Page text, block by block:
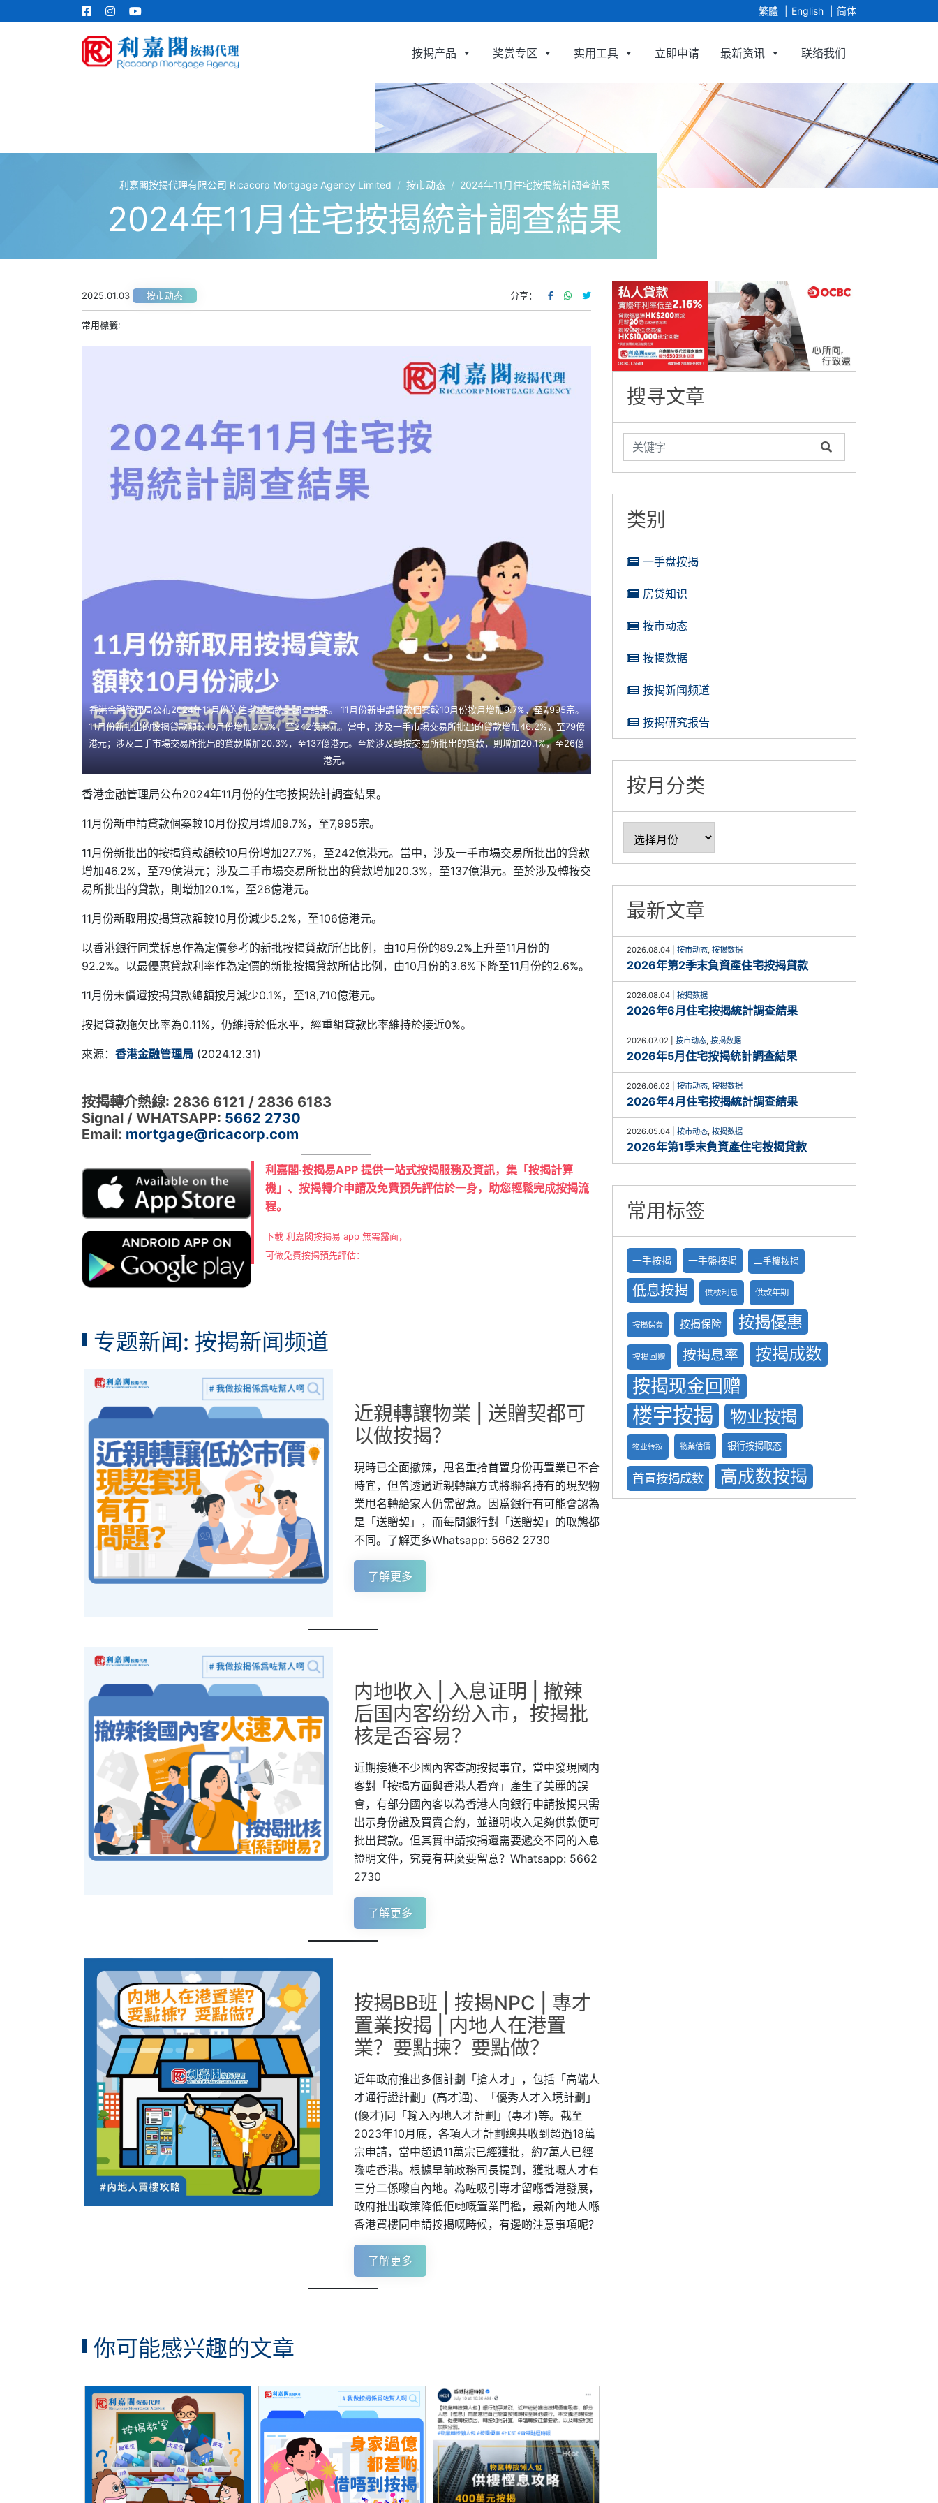
繁體 English 简体
按揭产品 奖赏专区 实用工具 立即申请 最新资讯 联络我们
利嘉閣按揭代理有限公司 Ricacorp Mortgage Agency Limited利嘉閣按揭代理有限公司 Ricacorp Mortgage Agency Limited
/ 按市动态 / 2024年11月住宅按揭統計調查結果
2024年11月住宅按揭統計調查結果
2025.01.03 按市动态 分享：
常用標籤:
香港金融管理局公布2024年11月份的住宅按揭統計調查結果。 11月份新申請貸款個案較10月份按月增加9.7%，至7,995宗。
11月份新批出的按揭貸款額較10月份增加27.7%，至242億港元。當中，涉及一手市場交易所批出的貸款增加46.2%，至79億
港元；涉及二手市場交易所批出的貸款增加20.3%，至137億港元。至於涉及轉按交易所批出的貸款，則增加20.1%，至26億
港元。
香港金融管理局公布2024年11月份的住宅按揭統計調查結果。
11月份新申請貸款個案較10月份按月增加9.7%，至7,995宗。
11月份新批出的按揭貸款額較10月份增加27.7%，至242億港元。當中，涉及一手市場交易所批出的貸款
增加46.2%，至79億港元；涉及二手市場交易所批出的貸款增加20.3%，至137億港元。至於涉及轉按交
易所批出的貸款，則增加20.1%，至26億港元。
11月份新取用按揭貸款額較10月份減少5.2%，至106億港元。
以香港銀行同業拆息作為定價參考的新批按揭貸款所佔比例，由10月份的89.2%上升至11月份的
92.2%。以最優惠貸款利率作為定價的新批按揭貸款所佔比例，由10月份的3.6%下降至11月份的2.6%。
11月份未償還按揭貸款總額按月減少0.1%，至18,710億港元。
按揭貸款拖欠比率為0.11%，仍維持於低水平，經重組貸款比率維持於接近0%。
來源： 香港金融管理局 (2024.12.31)
按揭轉介熱線: 2836 6121 / 2836 6183
Signal / WHATSAPP: 5662 2730
Email: mortgage@ricacorp.com
利嘉閣‧按揭易APP 提供一站式按揭服務及資訊，集「按揭計算
機」、按揭轉介申請及免費預先評估於一身，助您輕鬆完成按揭流
程。
下載 利嘉閣按揭易 app 無需露面，
可做免費按揭預先評估：
专题新闻: 按揭新闻频道
近親轉讓物業 | 送贈契都可
以做按揭？
現時已全面撤辣，甩名重拾首置身份再置業已不合
時宜，但曾透過近親轉讓方式將聯名持有的現契物
業甩名轉給家人仍需留意。因爲銀行有可能會認為
是「送贈契」，而每間銀行對「送贈契」的取態都
不同。了解更多Whatsapp: 5662 2730
了解更多
内地收入 | 入息证明 | 撤辣
后国内客纷纷入市，按揭批
核是否容易？
近期接獲不少國內客查詢按揭事宜，當中發現國内
客對「按揭方面與香港人看齊」產生了美麗的誤
會，有部分國內客以為香港人向銀行申請按揭只需
出示身份證及買賣合約，並證明收入足夠供款便可
批出貸款。但其實申請按揭還需要遞交不同的入息
證明文件，究竟有甚麼要留意？Whatsapp: 5662
2730
了解更多
按揭BB班 | 按揭NPC | 專才
置業按揭 | 内地人在港置
業？要點揀？要點做？
近年政府推出多個計劃「搶人才」，包括「高端人
才通行證計劃」(高才通)、「優秀人才入境計劃」
(優才)同「輸入內地人才計劃」(專才)等。截至
2023年10月底，各項人才計劃總共收到超過18萬
宗申請，當中超過11萬宗已經獲批，約7萬人已經
嚟咗香港。根據早前政務司長提到，獲批嘅人才有
三分二係嚟自內地。為咗吸引專才留喺香港發展，
政府推出政策降低佢哋嘅置業門檻，最新內地人喺
香港買樓同申請按揭嘅時候，有邊啲注意事項呢？
了解更多
你可能感兴趣的文章
搜寻文章
类别
一手盘按揭
房贷知识
按市动态
按揭数据
按揭新闻频道
按揭研究报告
按月分类
最新文章
2026.08.04 按市动态 按揭数据
2026年第2季末負資產住宅按揭貸款
2026.08.04 按揭数据
2026年6月住宅按揭統計調查結果
2026.07.02 按市动态 按揭数据
2026年5月住宅按揭統計調查結果
2026.06.02 按市动态 按揭数据
2026年4月住宅按揭統計調查結果
2026.05.04 按市动态 按揭数据
2026年第1季末負資產住宅按揭貸款
常用标签
一手按揭 一手盤按掲 二手樓按揭
低息按揭 供楼利息 供款年期
按揭保費 按揭保险 按揭優惠
按揭回赠 按揭息率 按揭成数
按揭现金回赠
楼宇按揭 物业按揭
物业转按 物業估價 银行按揭取态
首置按揭成数 高成数按揭